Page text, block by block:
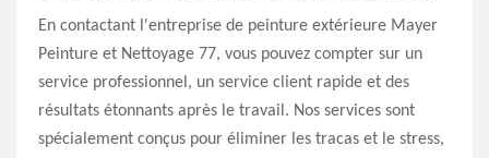
En contactant l'entreprise de peinture extérieure Mayer
Peinture et Nettoyage 77, vous pouvez compter sur un
service professionnel, un service client rapide et des
résultats étonnants après le travail. Nos services sont
spécialement conçus pour éliminer les tracas et le stress,